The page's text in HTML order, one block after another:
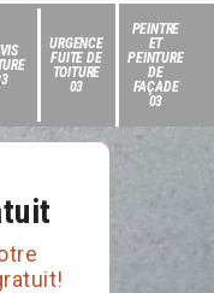
URGENCE
FUITE DE
TOITURE
03
PEINTRE
ET
PEINTURE
DE
FAÇADE
03